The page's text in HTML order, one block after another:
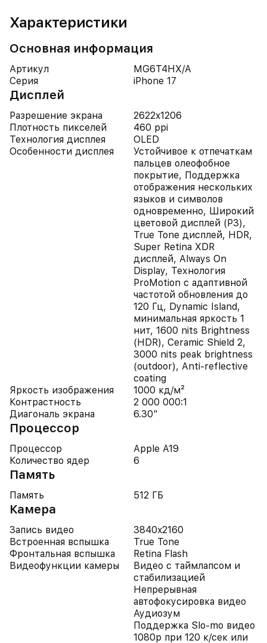
Характеристики
Основная информация
Артикул
MG6T4HX/A
Серия
iPhone 17
Дисплей
Разрешение экрана
2622x1206
Плотность пикселей
460 ppi
Технология дисплея
OLED
Особенности дисплея
Устойчивое к отпечаткам
пальцев олеофобное
покрытие, Поддержка
отображения нескольких
языков и символов
одновременно, Широкий
цветовой дисплей (P3),
True Tone дисплей, HDR,
Super Retina XDR
дисплей, Always On
Display, Технология
ProMotion с адаптивной
частотой обновления до
120 Гц, Dynamic Island,
минимальная яркость 1
нит, 1600 nits Brightness
(HDR), Ceramic Shield 2,
3000 nits peak brightness
(outdoor), Anti-reflective
coating
Яркость изображения
1000 кд/м²
Контрастность
2 000 000:1
Диагональ экрана
6.30"
Процессор
Процессор
Apple A19
Количество ядер
6
Память
Память 512 ГБ
Камера
Запись видео
3840x2160
Встроенная вспышка
True Tone
Фронтальная вспышка
Retina Flash
Видеофункции камеры
Видео с таймлапсом и
стабилизацией
Непрерывная
автофокусировка видео
Аудиозум
Поддержка Slo-mo видео
1080p при 120 к/сек или